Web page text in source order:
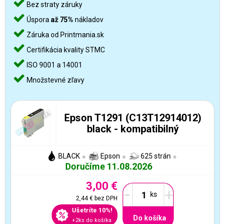
Bez straty záruky
Úspora až 75% nákladov
Záruka od Printmania.sk
Certifikácia kvality STMC
ISO 9001 a 14001
Množstevné zľavy
Epson T1291 (C13T12914012)
black - kompatibilný
BLACK Epson 625 strán
Doručíme 11.08.2026
3,00 €
2,44 €bez DPH
Ušetríte 10%!
+2ks do košíka
- +
Do košíka